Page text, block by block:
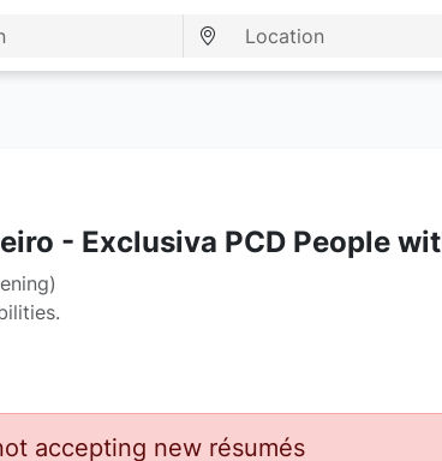
- Exclusiva PCD People
accepting new résumés